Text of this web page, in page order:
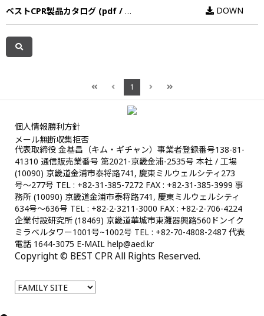
ベストCPR製品カタログ (pdf / e-catalog… DOWN
1
個人情報勝利方針
メール無断収集拒否
代表取締役 金基昌（キム・ギチャン）事業者登録番号138-81-
41310 通信販売業番号 第2021-京畿金浦-2535号 本社 / 工場
(10090) 京畿道金浦市泰将路741, 慶東ミルウェルシティ273
号〜277号 TEL : +82-31-385-7272 FAX : +82-31-385-3999 事
務所 (10090) 京畿道金浦市泰将路741, 慶東ミルウェルシティ
634号〜636号 TEL : +82-2-3211-3000 FAX : +82-2-706-4224
企業付設研究所 (18469) 京畿道華城市東灘器興路560ドンイク
ミラベルタワー1001号~1002号 TEL : +82-70-4808-2487 代表
電話 1644-3075 E-MAIL help@aed.kr
Copyright © BEST CPR All Rights Reserved.